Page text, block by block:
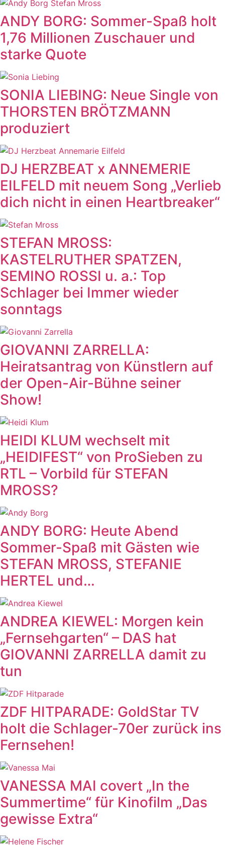
ANDY BORG: Sommer-Spaß holt
1,76 Millionen Zuschauer und
starke Quote
SONIA LIEBING: Neue Single von
THORSTEN BRÖTZMANN
produziert
DJ HERZBEAT x ANNEMERIE
EILFELD mit neuem Song „Verlieb
dich nicht in einen Heartbreaker“
STEFAN MROSS:
KASTELRUTHER SPATZEN,
SEMINO ROSSI u. a.: Top
Schlager bei Immer wieder
sonntags
GIOVANNI ZARRELLA:
Heiratsantrag von Künstlern auf
der Open-Air-Bühne seiner
Show!
HEIDI KLUM wechselt mit
„HEIDIFEST“ von ProSieben zu
RTL – Vorbild für STEFAN
MROSS?
ANDY BORG: Heute Abend
Sommer-Spaß mit Gästen wie
STEFAN MROSS, STEFANIE
HERTEL und…
ANDREA KIEWEL: Morgen kein
„Fernsehgarten“ – DAS hat
GIOVANNI ZARRELLA damit zu
tun
ZDF HITPARADE: GoldStar TV
holt die Schlager-70er zurück ins
Fernsehen!
VANESSA MAI covert „In the
Summertime“ für Kinofilm „Das
gewisse Extra“